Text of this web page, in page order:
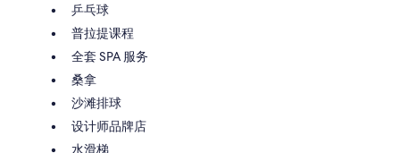
乒乓球
普拉提课程
全套 SPA 服务
桑拿
沙滩排球
设计师品牌店
水滑梯